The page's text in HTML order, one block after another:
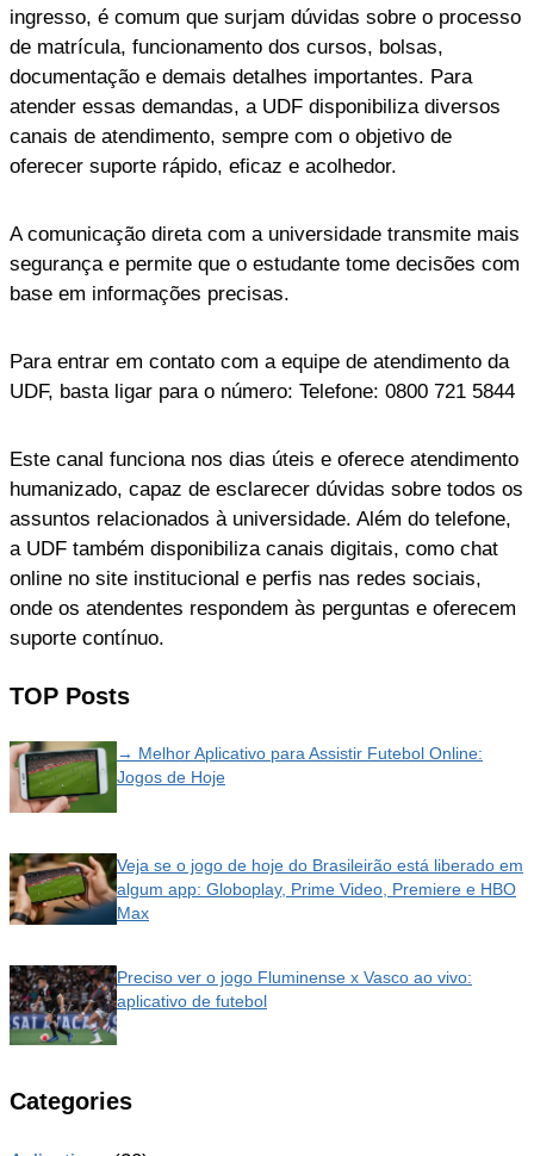
ingresso, é comum que surjam dúvidas sobre o processo
de matrícula, funcionamento dos cursos, bolsas,
documentação e demais detalhes importantes. Para
atender essas demandas, a UDF disponibiliza diversos
canais de atendimento, sempre com o objetivo de
oferecer suporte rápido, eficaz e acolhedor.
A comunicação direta com a universidade transmite mais
segurança e permite que o estudante tome decisões com
base em informações precisas.
Para entrar em contato com a equipe de atendimento da
UDF, basta ligar para o número: Telefone: 0800 721 5844
Este canal funciona nos dias úteis e oferece atendimento
humanizado, capaz de esclarecer dúvidas sobre todos os
assuntos relacionados à universidade. Além do telefone,
a UDF também disponibiliza canais digitais, como chat
online no site institucional e perfis nas redes sociais,
onde os atendentes respondem às perguntas e oferecem
suporte contínuo.
TOP Posts
→ Melhor Aplicativo para Assistir Futebol Online:
Jogos de Hoje
Veja se o jogo de hoje do Brasileirão está liberado em
algum app: Globoplay, Prime Video, Premiere e HBO
Max
Preciso ver o jogo Fluminense x Vasco ao vivo:
aplicativo de futebol
Categories